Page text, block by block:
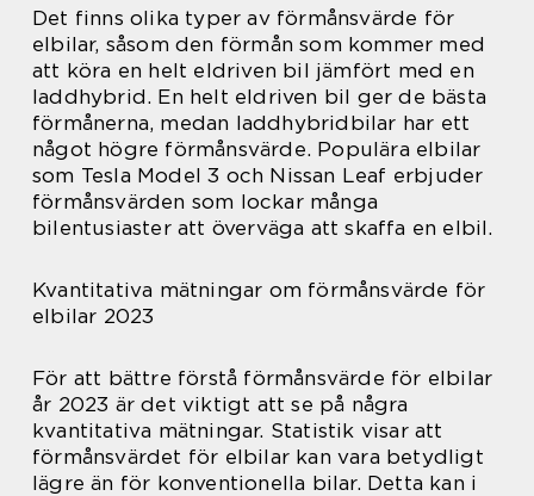
Det finns olika typer av förmånsvärde för
elbilar, såsom den förmån som kommer med
att köra en helt eldriven bil jämfört med en
laddhybrid. En helt eldriven bil ger de bästa
förmånerna, medan laddhybridbilar har ett
något högre förmånsvärde. Populära elbilar
som Tesla Model 3 och Nissan Leaf erbjuder
förmånsvärden som lockar många
bilentusiaster att överväga att skaffa en elbil.
Kvantitativa mätningar om förmånsvärde för
elbilar 2023
För att bättre förstå förmånsvärde för elbilar
år 2023 är det viktigt att se på några
kvantitativa mätningar. Statistik visar att
förmånsvärdet för elbilar kan vara betydligt
lägre än för konventionella bilar. Detta kan i